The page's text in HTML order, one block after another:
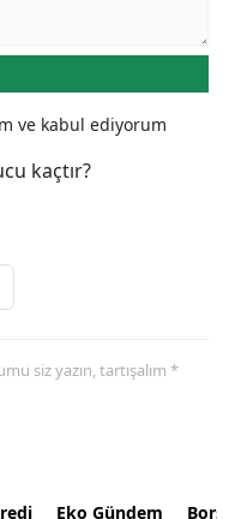
ve kabul ediyorum
kaçtır?
siz yazın, tartışalım *
Eko Gündem